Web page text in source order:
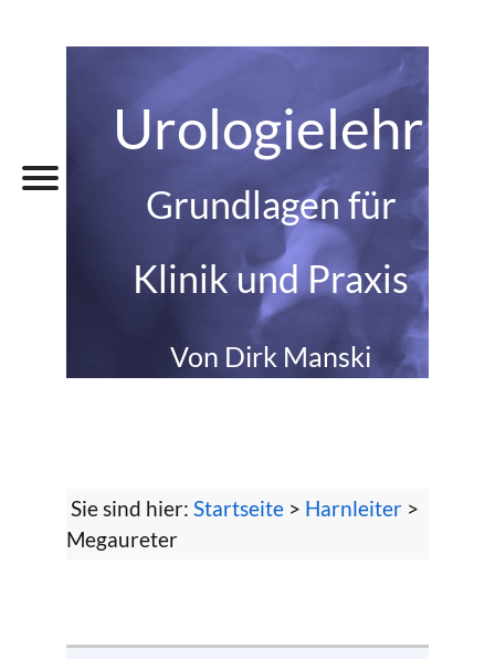
Grundlagen für
Klinik und Praxis
Von Dirk Manski
Sie sind hier: Startseite > Harnleiter >
Megaureter